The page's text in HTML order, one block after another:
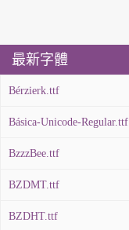
最新字體
Bérzierk.ttf
Básica-Unicode-Regular.ttf
BzzzBee.ttf
BZDMT.ttf
BZDHT.ttf